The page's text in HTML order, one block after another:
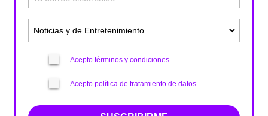
Acepto términos y condiciones
Acepto política de tratamiento de datos